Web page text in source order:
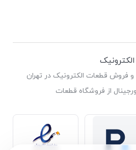
و فروش قطعات الکترونیک در تهران
از فروشگاه قطعات